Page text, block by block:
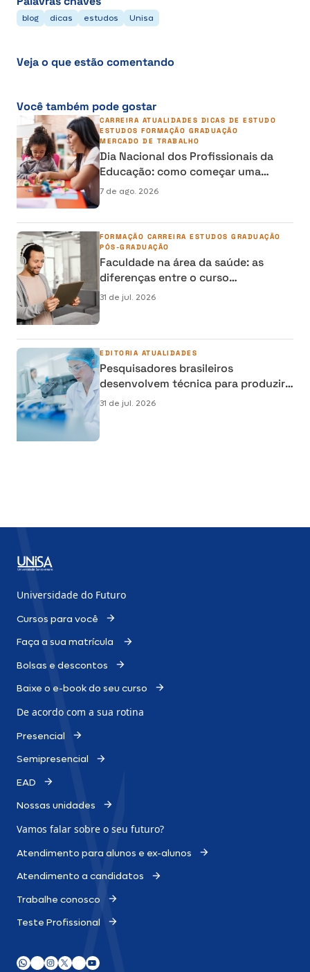
blog dicas estudos Unisa
Veja o que estão comentando
Você também pode gostar
CARREIRA ATUALIDADES DICAS DE ESTUDO
ESTUDOS FORMAÇÃO GRADUAÇÃO
MERCADO DE TRABALHO
Dia Nacional dos Profissionais da
Educação: como começar uma
carreira na área da Educação
7 de ago. 2026
FORMAÇÃO CARREIRA ESTUDOS GRADUAÇÃO
PÓS-GRADUAÇÃO
Faculdade na área da saúde: as
diferenças entre o curso
semipresencial, presencial e EAD
31 de jul. 2026
EDITORIA ATUALIDADES
Pesquisadores brasileiros
desenvolvem técnica para produzir
osso humano em laboratório e
31 de jul. 2026
Universidade do Futuro
Cursos para você
Faça a sua matrícula
Bolsas e descontos
Baixe o e-book do seu curso
De acordo com a sua rotina
Presencial
Semipresencial
EAD
Nossas unidades
Vamos falar sobre o seu futuro?
Atendimento para alunos e ex-alunos
Atendimento a candidatos
Trabalhe conosco
Teste Profissional